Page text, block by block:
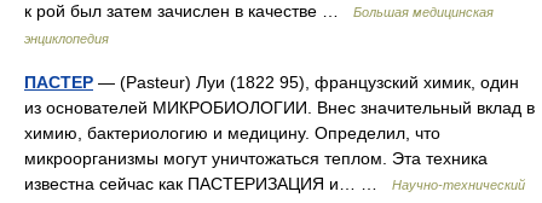
к рой был затем зачислен в качестве …
Большая медицинская
энциклопедия
ПАСТЕР — (Pasteur) Луи (1822 95), французский химик, один
из основателей МИКРОБИОЛОГИИ. Внес значительный вклад в
химию, бактериологию и медицину. Определил, что
микроорганизмы могут уничтожаться теплом. Эта техника
известна сейчас как ПАСТЕРИЗАЦИЯ и… …
Научно-технический